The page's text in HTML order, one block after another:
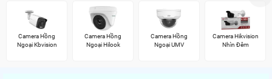
Camera Hồng
Ngoại Kbvision
Camera Hồng
Ngoại Hilook
Camera Hồng
Ngoại UMV
Camera Hikvision
Nhìn Đêm